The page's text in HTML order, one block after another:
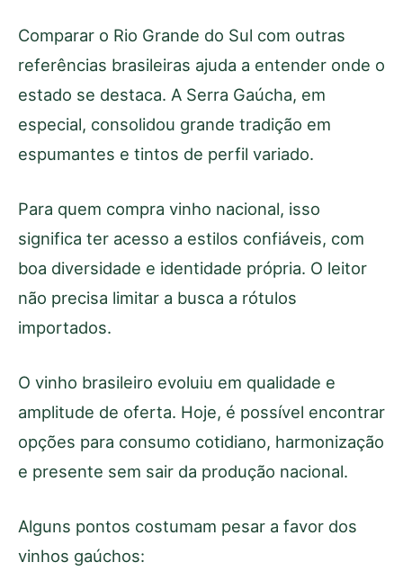
Comparar o Rio Grande do Sul com outras
referências brasileiras ajuda a entender onde o
estado se destaca. A Serra Gaúcha, em
especial, consolidou grande tradição em
espumantes e tintos de perfil variado.
Para quem compra vinho nacional, isso
significa ter acesso a estilos confiáveis, com
boa diversidade e identidade própria. O leitor
não precisa limitar a busca a rótulos
importados.
O vinho brasileiro evoluiu em qualidade e
amplitude de oferta. Hoje, é possível encontrar
opções para consumo cotidiano, harmonização
e presente sem sair da produção nacional.
Alguns pontos costumam pesar a favor dos
vinhos gaúchos: